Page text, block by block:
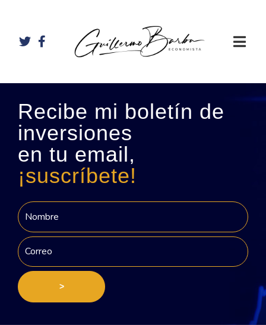
Recibe mi boletín de
inversiones
en tu email,
¡suscríbete!
>